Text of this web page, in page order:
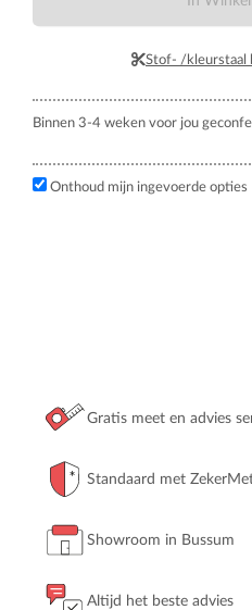
Stof- /kleurstaal
Binnen 3-4 weken voor jou
Onthoud mijn ingevoerde opties
Gratis meet en advies
Standaard met
Showroom in Bussum
Altijd het beste advies